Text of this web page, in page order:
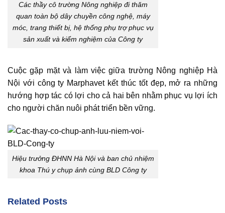
Các thầy cô trường Nông nghiệp đi thăm
quan toàn bộ dây chuyền công nghệ, máy
móc, trang thiết bị, hệ thống phụ trợ phục vụ
sản xuất và kiểm nghiệm của Công ty
Cuộc gặp mặt và làm việc giữa trường Nông nghiệp Hà
Nội với công ty Marphavet kết thúc tốt đẹp, mở ra những
hướng hợp tác có lợi cho cả hai bên nhằm phục vụ lợi ích
cho người chăn nuôi phát triển bền vững.
Hiệu trưởng ĐHNN Hà Nội và ban chủ nhiệm
khoa Thú y chụp ảnh cùng BLD Công ty
Related Posts